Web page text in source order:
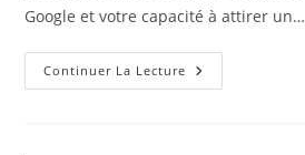
Google et votre capacité à attirer un…
Continuer La Lecture